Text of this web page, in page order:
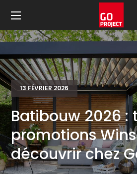
13 FÉVRIER 2026
Batibouw 2026 :
promotions
découvrir chez